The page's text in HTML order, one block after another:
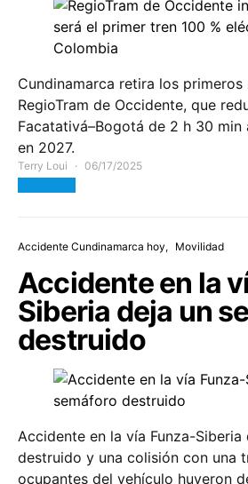
Cundinamarca retira los
RegioTram de Occidente, que
Facatativá–Bogotá de 2 h 30 min
en 2027.
Terry Loui 06/17/2025
Accidente Cundinamarca hoy Movilidad
Accidente en la
Siberia deja un
destruido
Accidente en la vía Funza-Siberia
destruido y una colisión con una
ocupantes del vehículo huyeron